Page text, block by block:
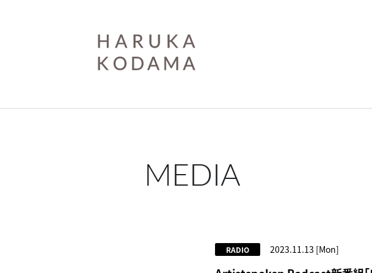
MEDIA
2023.11.13 [Mon]
RADIO